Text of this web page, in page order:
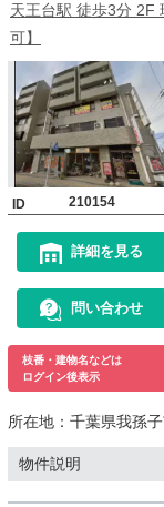
天王台駅 徒歩3分 2F
可】
ID 210154
詳細を見る
問い合わせ
枝番・建物名などは
ログイン後表示
所在地： 千葉県我孫
物件説明